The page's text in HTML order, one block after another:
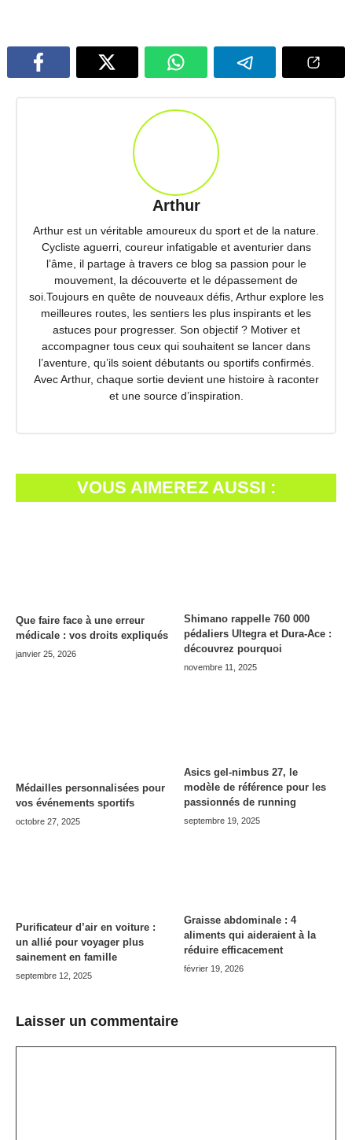
Arthur
Arthur est un véritable amoureux du sport et de la nature.
Cycliste aguerri, coureur infatigable et aventurier dans
l’âme, il partage à travers ce blog sa passion pour le
mouvement, la découverte et le dépassement de
soi.Toujours en quête de nouveaux défis, Arthur explore les
meilleures routes, les sentiers les plus inspirants et les
astuces pour progresser. Son objectif ? Motiver et
accompagner tous ceux qui souhaitent se lancer dans
l’aventure, qu’ils soient débutants ou sportifs confirmés.
Avec Arthur, chaque sortie devient une histoire à raconter
et une source d’inspiration.
VOUS AIMEREZ AUSSI :
Que faire face à une erreur
médicale : vos droits expliqués
janvier 25, 2026
Shimano rappelle 760 000
pédaliers Ultegra et Dura-Ace :
découvrez pourquoi
novembre 11, 2025
Médailles personnalisées pour
vos événements sportifs
octobre 27, 2025
Asics gel-nimbus 27, le
modèle de référence pour les
passionnés de running
septembre 19, 2025
Purificateur d’air en voiture :
un allié pour voyager plus
sainement en famille
septembre 12, 2025
Graisse abdominale : 4
aliments qui aideraient à la
réduire efficacement
février 19, 2026
Laisser un commentaire